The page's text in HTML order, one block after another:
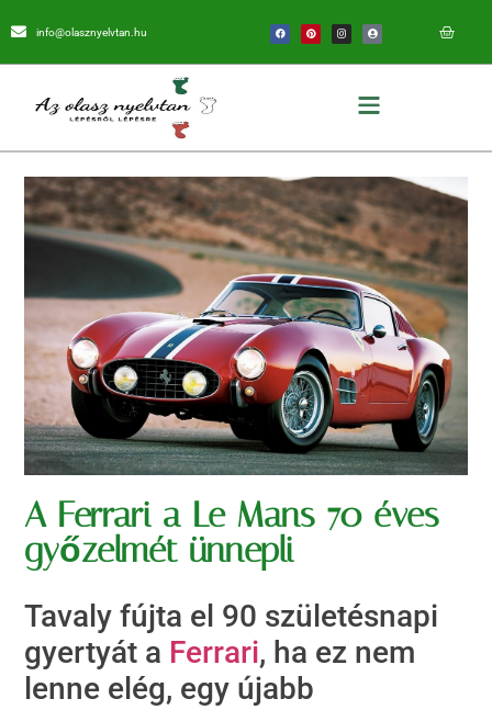
info@olasznyelvtan.hu
A Ferrari a Le Mans 70 éves
győzelmét ünnepli
Tavaly fújta el 90 születésnapi
gyertyát a Ferrari, ha ez nem
lenne elég, egy újabb